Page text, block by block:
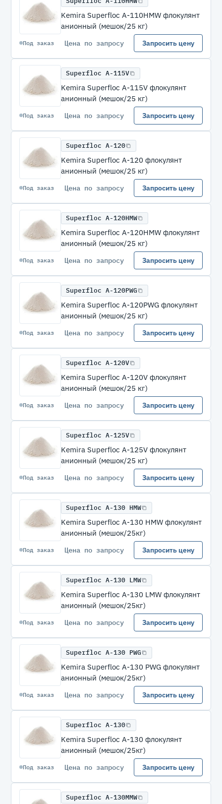
Kemira Superfloc A-110HMW флокулянт
анионный (мешок/25 кг)
Под заказ Цена по запросу Запросить цену
Superfloc A-115V
Kemira Superfloc A-115V флокулянт
анионный (мешок/25 кг)
Под заказ Цена по запросу Запросить цену
Superfloc A-120
Kemira Superfloc A-120 флокулянт
анионный (мешок/25 кг)
Под заказ Цена по запросу Запросить цену
Superfloc A-120HMW
Kemira Superfloc A-120HMW флокулянт
анионный (мешок/25 кг)
Под заказ Цена по запросу Запросить цену
Superfloc A-120PWG
Kemira Superfloc A-120PWG флокулянт
анионный (мешок/25 кг)
Под заказ Цена по запросу Запросить цену
Superfloc A-120V
Kemira Superfloc A-120V флокулянт
анионный (мешок/25 кг)
Под заказ Цена по запросу Запросить цену
Superfloc A-125V
Kemira Superfloc A-125V флокулянт
анионный (мешок/25 кг)
Под заказ Цена по запросу Запросить цену
Superfloc A-130 HMW
Kemira Superfloc A-130 HMW флокулянт
анионный (мешок/25кг)
Под заказ Цена по запросу Запросить цену
Superfloc A-130 LMW
Kemira Superfloc A-130 LMW флокулянт
анионный (мешок/25кг)
Под заказ Цена по запросу Запросить цену
Superfloc A-130 PWG
Kemira Superfloc A-130 PWG флокулянт
анионный (мешок/25кг)
Под заказ Цена по запросу Запросить цену
Superfloc A-130
Kemira Superfloc A-130 флокулянт
анионный (мешок/25кг)
Под заказ Цена по запросу Запросить цену
Superfloc A-130MMW